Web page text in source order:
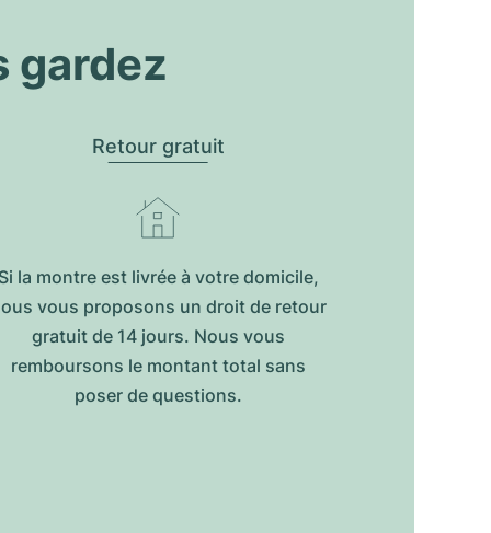
gardez
Retour gratuit
la montre est livrée à votre domicile,
vous proposons un droit de retour
gratuit de 14 jours. Nous vous
remboursons le montant total sans
poser de questions.